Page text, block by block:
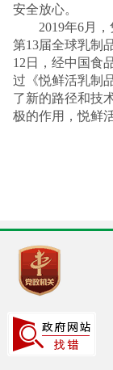
安全放心。
2019年6月
第13届全球乳制
12 日，经中国食
过《悦鲜活乳制
了新的路径和技
极的作用，悦鲜